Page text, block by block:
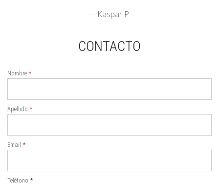
-- Kaspar P
CONTACTO
Nombre *
Apellido *
Email *
Teléfono *